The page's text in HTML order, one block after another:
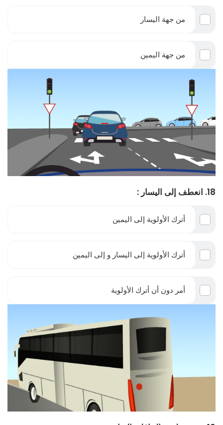
من جهة اليسار
من جهة اليمين
18. انعطف إلى اليسار :
أترك الأولوية إلى اليمين
أترك الأولوية إلى اليسار و إلى اليمين
أمر دون أن أترك الأولوية